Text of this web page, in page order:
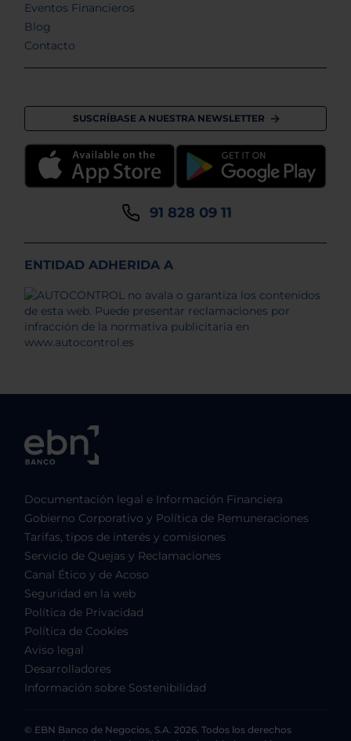
Eventos Financieros
Blog
Contacto
SUSCRÍBASE A NUESTRA NEWSLETTER
91 828 09 11
ENTIDAD ADHERIDA A
Documentación legal e Información Financiera
Gobierno Corporativo y Política de Remuneraciones
Tarifas, tipos de interés y comisiones
Servicio de Quejas y Reclamaciones
Canal Ético y de Acoso
Seguridad en la web
Política de Privacidad
Política de Cookies
Aviso legal
Desarrolladores
Información sobre Sostenibilidad
© EBN Banco de Negocios, S.A. 2026. Todos los derechos